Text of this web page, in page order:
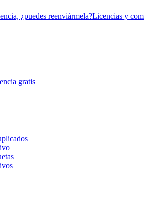
¿puedes reenviármela?Licencias y
gratis